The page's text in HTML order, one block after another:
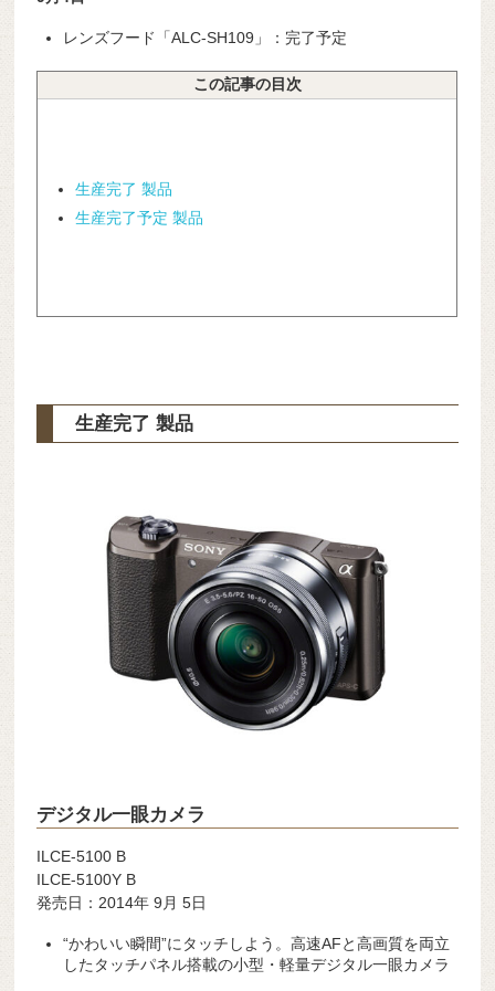
レンズフード「ALC-SH109」：完了予定
この記事の目次
生産完了 製品
生産完了予定 製品
生産完了 製品
デジタル一眼カメラ
ILCE-5100 B
ILCE-5100Y B
発売日：2014年 9月 5日
“かわいい瞬間”にタッチしよう。高速AFと高画質を両立
したタッチパネル搭載の小型・軽量デジタル一眼カメラ